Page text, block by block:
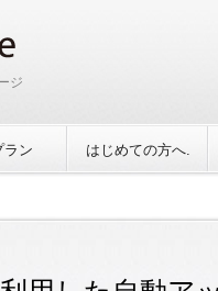
ジ
ラン はじめての方へ.